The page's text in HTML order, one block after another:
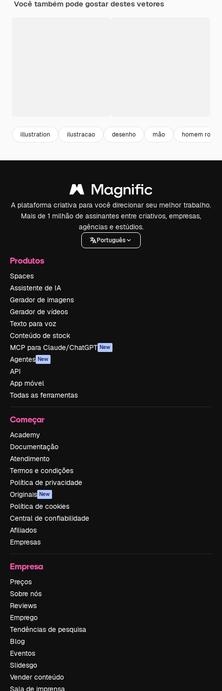
Você também pode gostar destes vetores
illustration ilustracao desenho mão homem rosto
A plataforma criativa para você direcionar seu melhor trabalho.
Mais de 1 milhão de assinantes entre criativos, empresas,
agências e estúdios.
Português
Produtos
Spaces
Assistente de IA
Gerador de imagens
Gerador de vídeos
Texto para voz
Conteúdo de stock
MCP para Claude/ChatGPT New
Agentes New
API
App móvel
Todas as ferramentas
Começar
Academy
Documentação
Atendimento
Termos e condições
Política de privacidade
Originais New
Política de cookies
Central de confiabilidade
Afiliados
Empresas
Empresa
Preços
Sobre nós
Reviews
Emprego
Tendências de pesquisa
Blog
Eventos
Slidesgo
Vender conteúdo
Sala de imprensa